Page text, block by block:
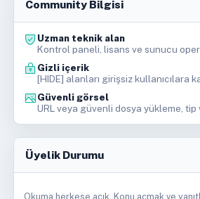
Community Bilgisi
Uzman teknik alan
Kontrol paneli, lisans ve sunucu
Gizli içerik
[HIDE] alanları girişsiz kullanıcılara
Güvenli görsel
URL veya güvenli dosya yükleme, tip
Üyelik Durumu
Okuma herkese açık. Konu açmak ve